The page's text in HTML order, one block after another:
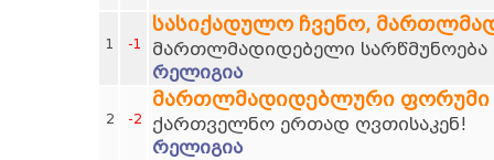
1 -1
სასიქადულო ჩვენო,
მართლმადიდებელი სარწმუნოება
რელიგია
2 -2
მართლმადიდებლური ფორუმი
ქართველნო ერთად ღვთისაკენ!
რელიგია